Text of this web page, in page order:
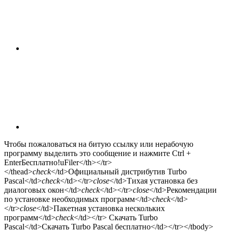
Чтобы пожаловаться на битую ссылку или нерабочую
программу выделить это сообщение и нажмите Ctrl +
EnterБесплатно!uFiler</th></tr>
</thead>check</td>Официальный дистрибутив Turbo
Pascal</td>check</td></tr>close</td>Тихая установка без
диалоговых окон</td>check</td></tr>close</td>Рекомендации
по установке необходимых программ</td>check</td>
</tr>close</td>Пакетная установка нескольких
программ</td>check</td></tr> Скачать Turbo
Pascal</td>Скачать Turbo Pascal бесплатно</td></tr></tbody>